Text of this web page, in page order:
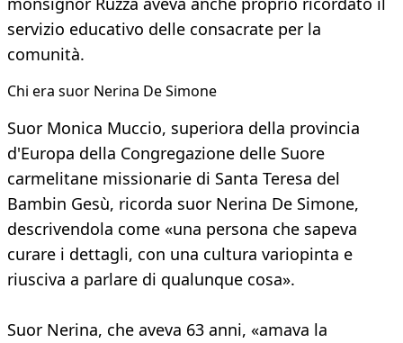
servizio educativo delle consacrate per la
comunità.
Chi era suor Nerina De Simone
Suor Monica Muccio, superiora della provincia
d'Europa della Congregazione delle Suore
carmelitane missionarie di Santa Teresa del
Bambin Gesù, ricorda suor Nerina De Simone,
descrivendola come «una persona che sapeva
curare i dettagli, con una cultura variopinta e
riusciva a parlare di qualunque cosa».
Suor Nerina, che aveva 63 anni, «amava la